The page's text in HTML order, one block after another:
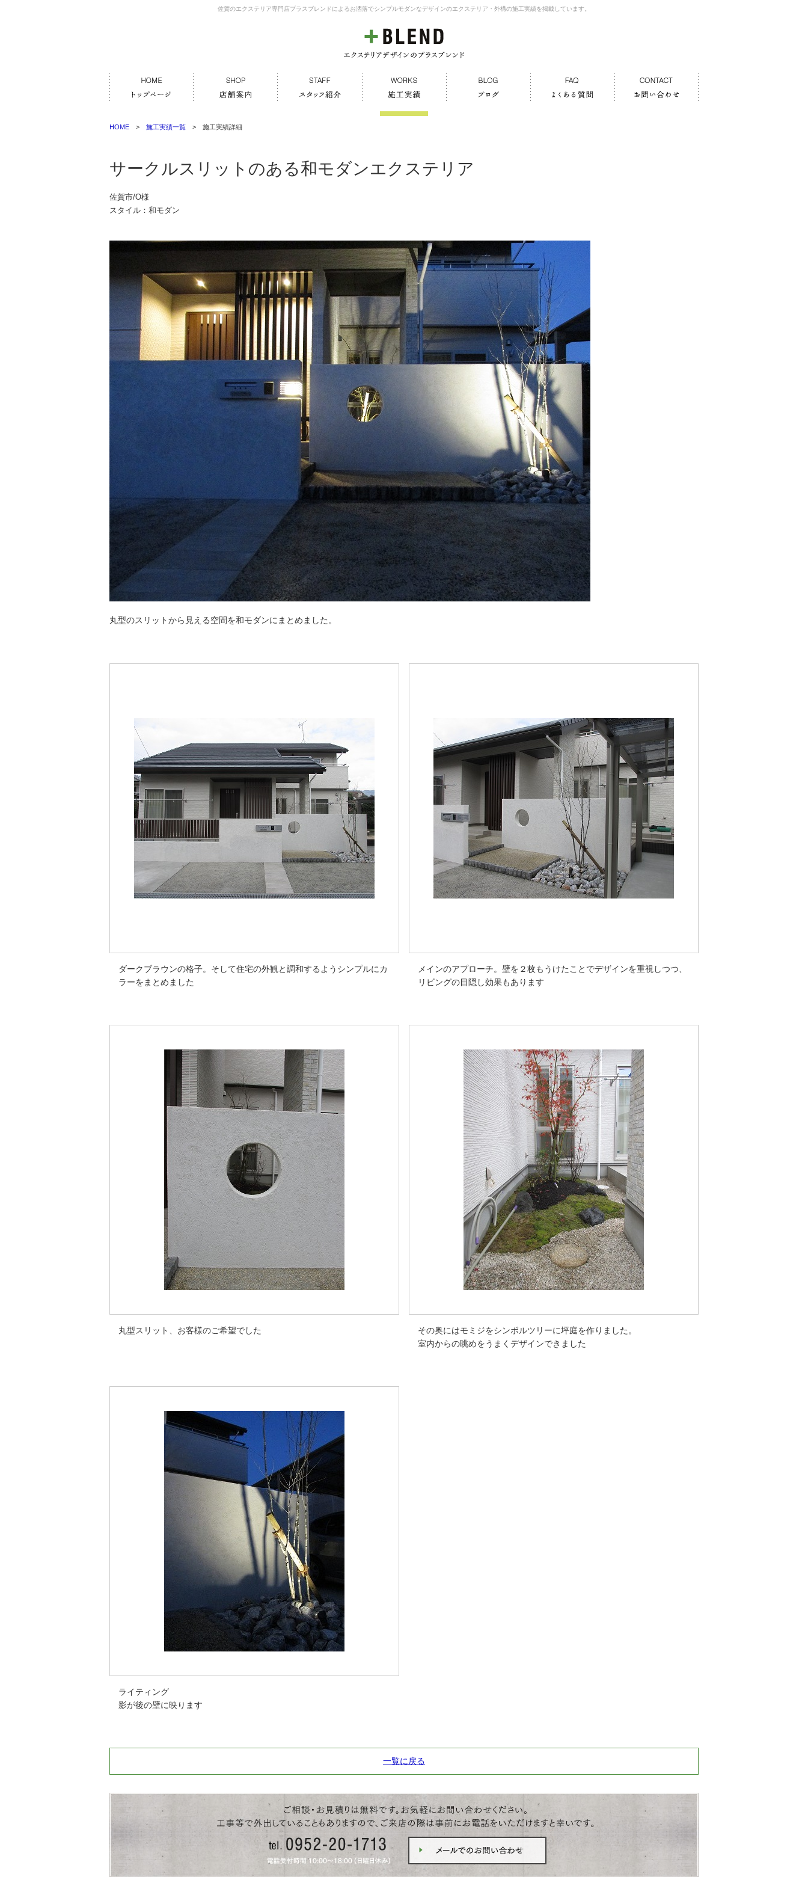
佐賀のエクステリア専門店プラスブレンドによるお洒落でシンプルモダンなデザインのエクステリア・外構の施工実績を掲載しています。
HOME > 施工実績一覧 > 施工実績詳細
サークルスリットのある和モダンエクステリア
佐賀市/O様
スタイル：和モダン
丸型のスリットから見える空間を和モダンにまとめました。
ダークブラウンの格子。そして住宅の外観と調和するようシンプルにカ
ラーをまとめました
メインのアプローチ。壁を２枚もうけたことでデザインを重視しつつ、
リビングの目隠し効果もあります
丸型スリット、お客様のご希望でした
その奥にはモミジをシンボルツリーに坪庭を作りました。
室内からの眺めをうまくデザインできました
ライティング
影が後の壁に映ります
一覧に戻る